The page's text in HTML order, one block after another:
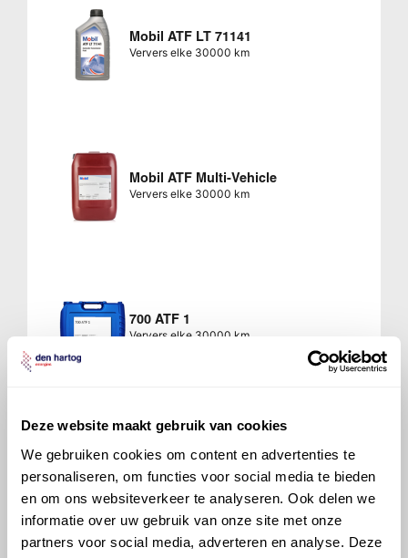
Deze website maakt gebruik van cookies
We gebruiken cookies om content en advertenties te
personaliseren, om functies voor social media te bieden
en om ons websiteverkeer te analyseren. Ook delen we
informatie over uw gebruik van onze site met onze
partners voor social media, adverteren en analyse. Deze
Mobil ATF LT 71141
Ververs elke 30000 km
Mobil ATF Multi-Vehicle
Ververs elke 30000 km
700 ATF 1
Ververs elke 30000 km
700 ATF 4000
Ververs elke 30000 km